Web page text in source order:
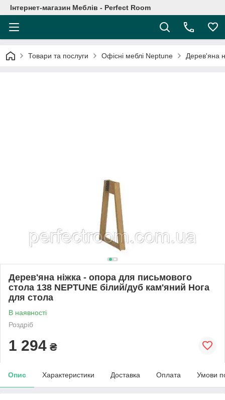
Інтернет-магазин Меблів - Perfect Room
Товари та послуги Офісні меблі Neptune Дерев'яна
Дерев'яна ніжка - опора для письмового
стола 138 NEPTUNE білий/дуб кам'яний Нога
для стола
В наявності
Роздріб
1 294 ₴
Опис Характеристики Доставка Оплата Умови